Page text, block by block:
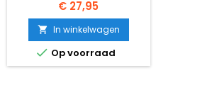
Prijs
€ 27,95
 In winkelwagen
 Op voorraad